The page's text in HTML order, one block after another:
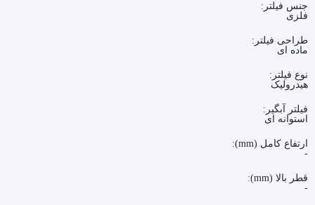
جنس فیلتر:
فلزی
طراحی فیلتر:
ماده ای
نوع فیلتر:
هیدرولیک
فیلتر آبگیر:
استوانه ای
ارتفاع کامل (mm):
-
قطر بالا (mm):
-